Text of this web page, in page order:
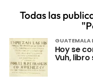
Todas las
GUATEMALA
Hoy se
Vuh,